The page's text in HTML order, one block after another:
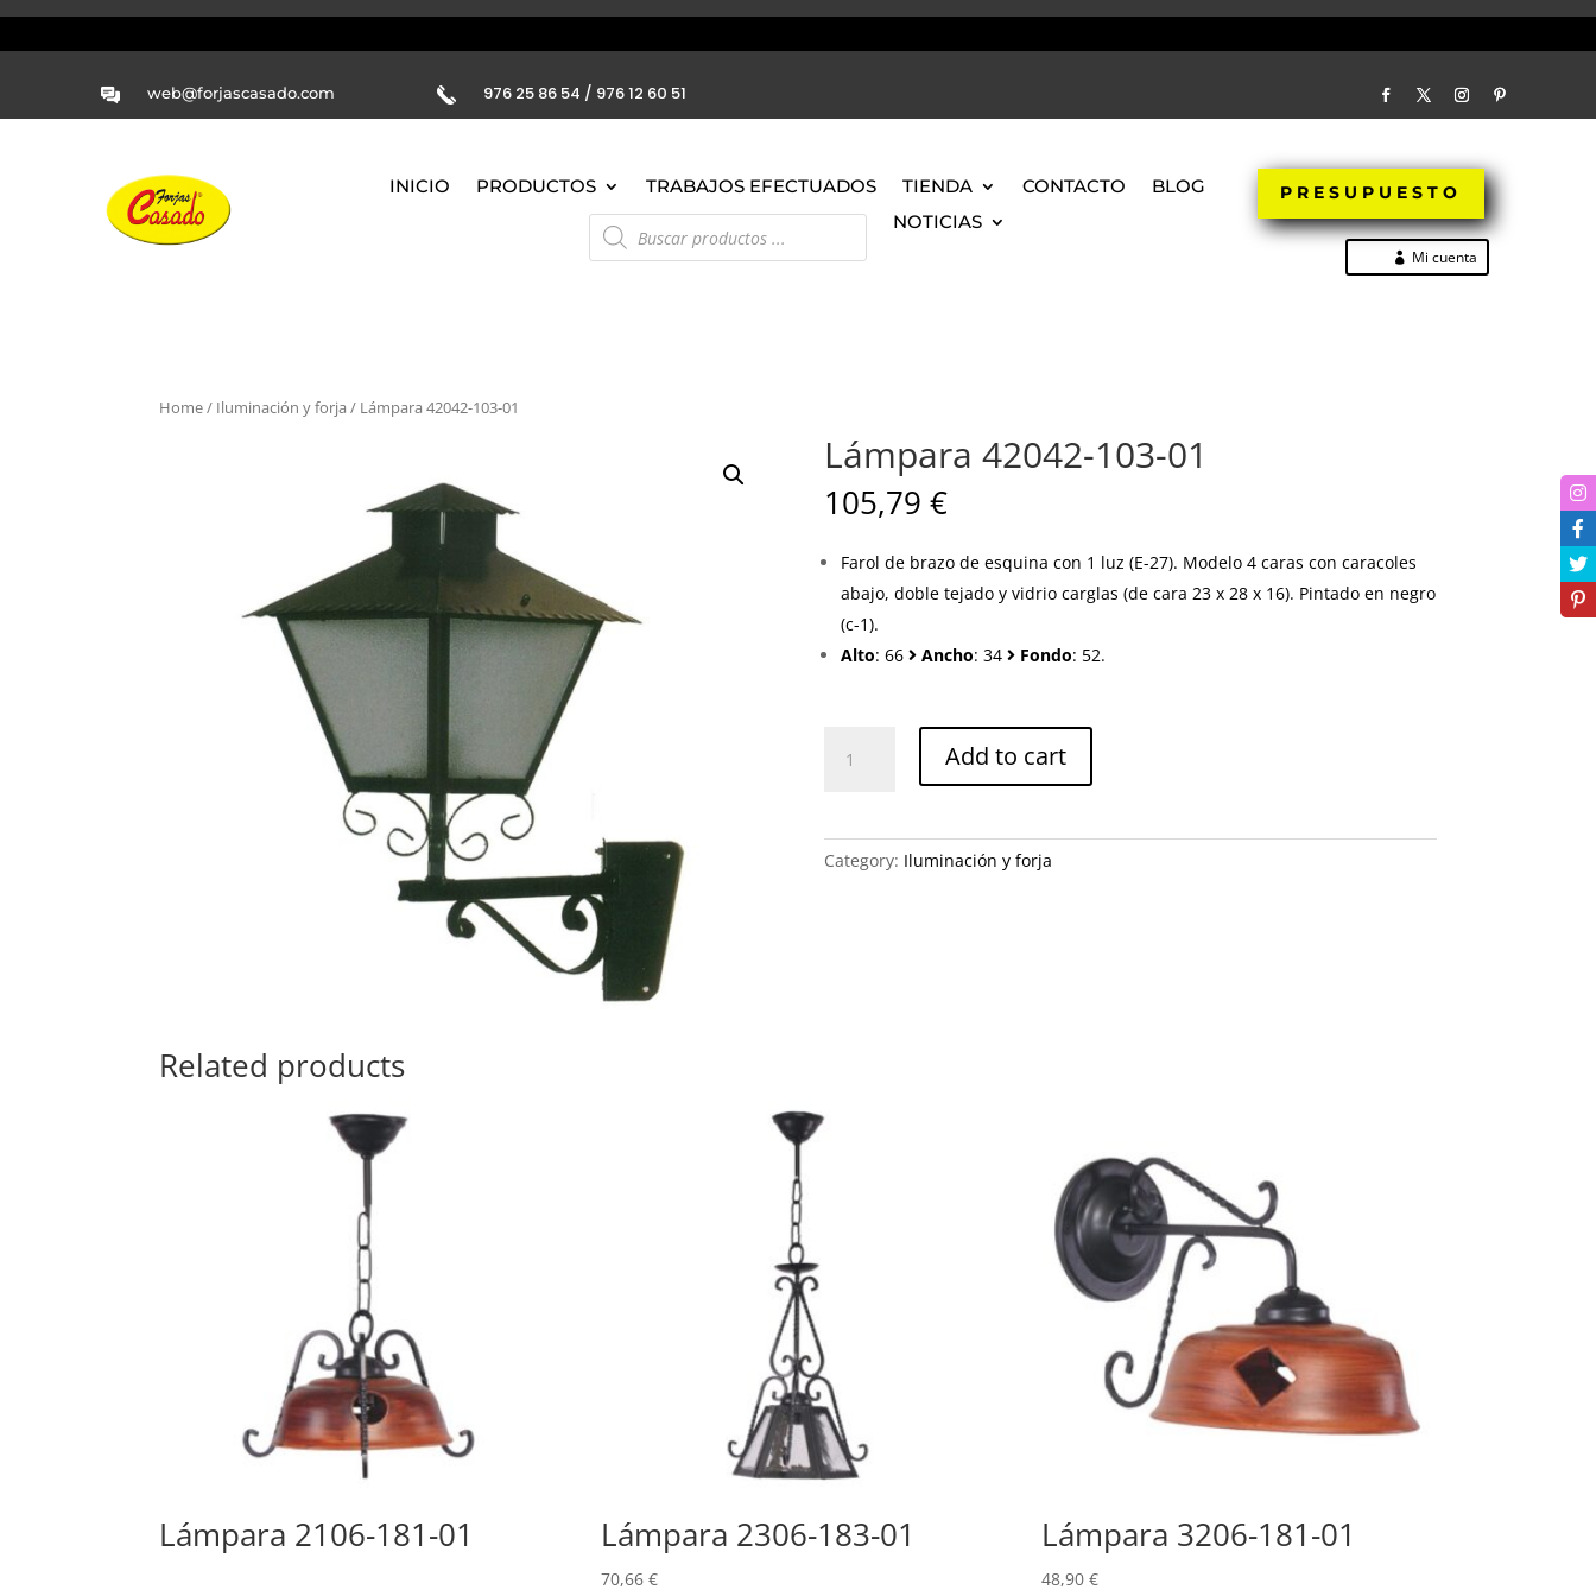
web@forjascasado.com 976 25 86 54 / 976 12 60 51
INICIO PRODUCTOS TRABAJOS EFECTUADOS TIENDA CONTACTO
BLOG
Búsqueda
de
productos
NOTICIAS
PRESUPUESTO
Mi cuenta
Home/ Iluminación y forja / Lámpara 42042-103-01
Lámpara 42042-103-01
105,79 €
Farol de brazo de esquina con 1 luz (E-27). Modelo 4 caras con caracoles
abajo, doble tejado y vidrio carglas (de cara 23 x 28 x 16). Pintado en negro
(c-1).
Alto: 66 Ancho: 34 Fondo: 52.
42042-
Add to cart
Category: Iluminación y forja
Related products
Lámpara 2106-181-01 Lámpara 2306-183-01
70,66 €
Lámpara 3206-181-01
48,90€